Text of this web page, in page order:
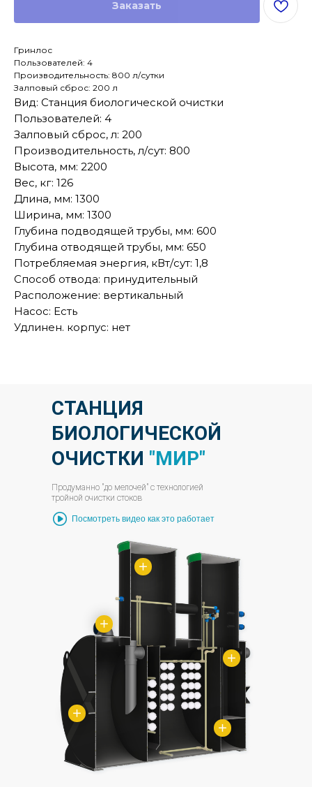
Заказать
Гринлос
Пользователей: 4
Производительность: 800 л/сутки
Залповый сброс: 200 л
Вид: Станция биологической очистки
Пользователей: 4
Залповый сброс, л: 200
Производительность, л/сут: 800
Высота, мм: 2200
Вес, кг: 126
Длина, мм: 1300
Ширина, мм: 1300
Глубина подводящей трубы, мм: 600
Глубина отводящей трубы, мм: 650
Потребляемая энергия, кВт/сут: 1,8
Способ отвода: принудительный
Расположение: вертикальный
Насос: Есть
Удлинен. корпус: нет
СТАНЦИЯ
БИОЛОГИЧЕСКОЙ
ОЧИСТКИ "МИР"
Продуманно "до мелочей" с технологией
тройной очистки стоков
Посмотреть видео как это работает